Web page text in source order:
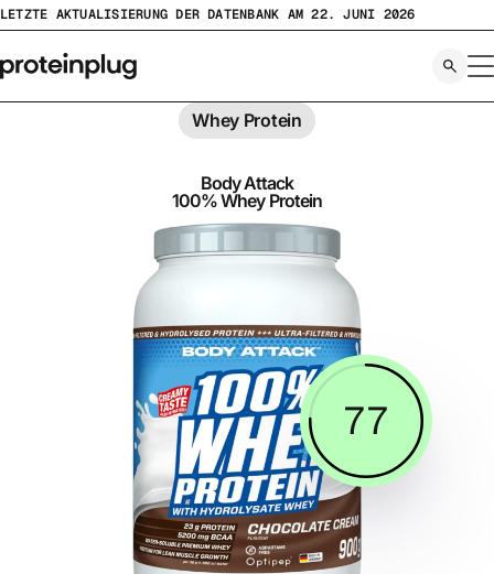
Zum
springen
LETZTE AKTUALISIERUNG DER DATENBANK AM 22. JUNI 2026
Whey Protein
Body Attack
100% Whey Protein
77